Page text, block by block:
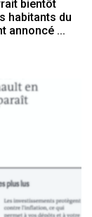
bientôt
habitants du
annoncé ...